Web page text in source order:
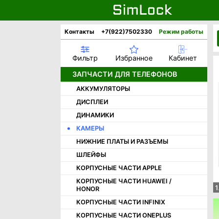
Контакты +7(922)7502330 Режим работы
Фильтр Избранное
Кабинет
ЗАПЧАСТИ ДЛЯ ТЕЛЕФОНОВ
АККУМУЛЯТОРЫ
ДИСПЛЕИ
ДИНАМИКИ
КАМЕРЫ
НИЖНИЕ ПЛАТЫ И РАЗЪЕМЫ
ШЛЕЙФЫ
КОРПУСНЫЕ ЧАСТИ APPLE
КОРПУСНЫЕ ЧАСТИ HUAWEI /
HONOR
КОРПУСНЫЕ ЧАСТИ INFINIX
КОРПУСНЫЕ ЧАСТИ ONEPLUS